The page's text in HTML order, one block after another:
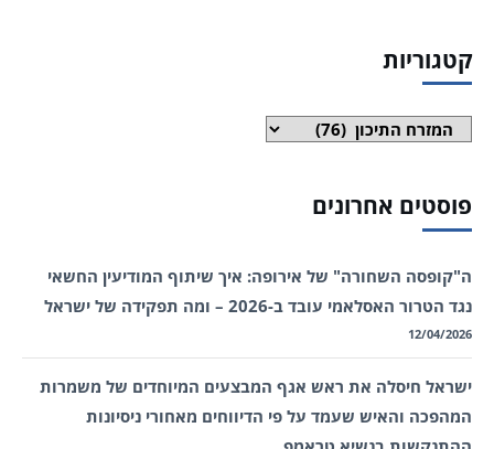
קטגוריות
קטגוריות
פוסטים אחרונים
ה"קופסה השחורה" של אירופה: איך שיתוף המודיעין החשאי
נגד הטרור האסלאמי עובד ב-2026 – ומה תפקידה של ישראל
12/04/2026
ישראל חיסלה את ראש אגף המבצעים המיוחדים של משמרות
המהפכה והאיש שעמד על פי הדיווחים מאחורי ניסיונות